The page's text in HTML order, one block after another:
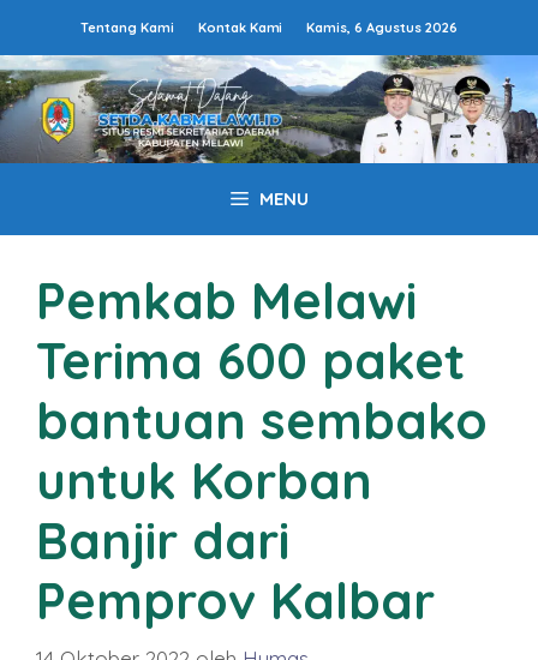
isi
Tentang Kami Kontak Kami Kamis, 6 Agustus 2026
MENU
Pemkab Melawi
Terima 600 paket
bantuan sembako
untuk Korban
Banjir dari
Pemprov Kalbar